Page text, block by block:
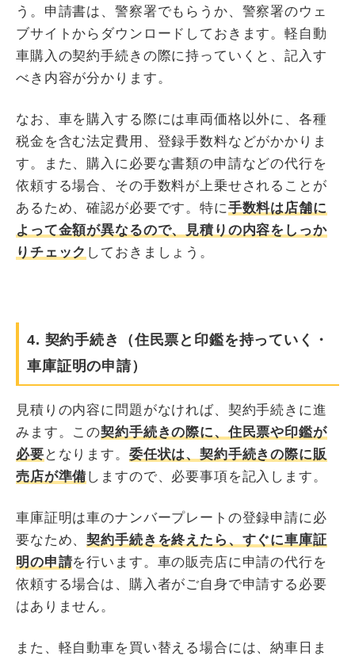
う。申請書は、警察署でもらうか、警察署のウェ
ブサイトからダウンロードしておきます。軽自動
車購入の契約手続きの際に持っていくと、記入す
べき内容が分かります。
なお、車を購入する際には車両価格以外に、各種
税金を含む法定費用、登録手数料などがかかりま
す。また、購入に必要な書類の申請などの代行を
依頼する場合、その手数料が上乗せされることが
あるため、確認が必要です。特に手数料は店舗に
よって金額が異なるので、見積りの内容をしっか
りチェック しておきましょう。
4. 契約手続き（住民票と印鑑を持っていく・
車庫証明の申請）
見積りの内容に問題がなければ、契約手続きに進
みます。この契約手続きの際に、住民票や印鑑が
必要 となります。 委任状は、契約手続きの際に販
売店が準備しますので、必要事項を記入します。
車庫証明は車のナンバープレートの登録申請に必
要なため、契約手続きを終えたら、すぐに車庫証
明の申請を行います。車の販売店に申請の代行を
依頼する場合は、購入者がご自身で申請する必要
はありません。
また、軽自動車を買い替える場合には、納車日ま